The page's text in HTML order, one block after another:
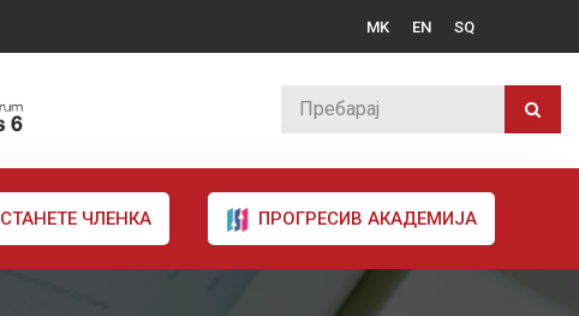
MK EN SQ
СТАНЕТЕ ЧЛЕНКА ПРОГРЕСИВ АКАДЕМИЈА